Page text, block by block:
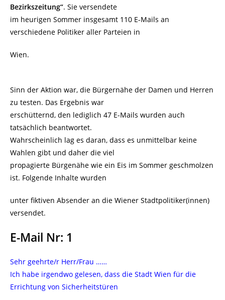
Bezirkszeitung“. Sie versendete
im heurigen Sommer insgesamt 110 E-Mails an
verschiedene Politiker aller Parteien in
Wien.
Sinn der Aktion war, die Bürgernähe der Damen und Herren
zu testen. Das Ergebnis war
erschütternd, den lediglich 47 E-Mails wurden auch
tatsächlich beantwortet.
Wahrscheinlich lag es daran, dass es unmittelbar keine
Wahlen gibt und daher die viel
propagierte Bürgenähe wie ein Eis im Sommer geschmolzen
ist. Folgende Inhalte wurden
unter fiktiven Absender an die Wiener Stadtpolitiker(innen)
versendet.
E-Mail Nr: 1
Sehr geehrte/r Herr/Frau ……
Ich habe irgendwo gelesen, dass die Stadt Wien für die
Errichtung von Sicherheitstüren